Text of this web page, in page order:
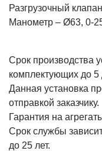
Разгрузочный
Манометр – Ø63, 0-
Срок производства
комплектующих до 5
Данная установка
отправкой заказчику.
Гарантия на
Срок службы
до 25 лет.